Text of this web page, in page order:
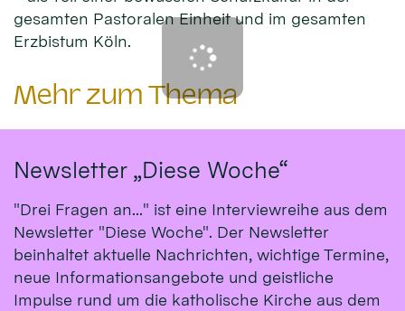
gesamten Pastoralen Einheit und im gesamten
Erzbistum Köln.
Mehr zum Thema
Newsletter „Diese Woche“
"Drei Fragen an..." ist eine Interviewreihe aus dem
Newsletter "Diese Woche". Der Newsletter
beinhaltet aktuelle Nachrichten, wichtige Termine,
neue Informationsangebote und geistliche
Impulse rund um die katholische Kirche aus dem